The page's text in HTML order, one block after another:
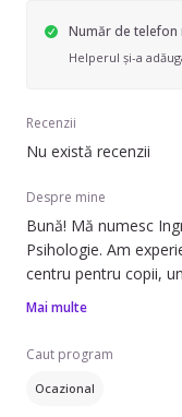
Număr de telefon
Helperul și-a
Recenzii
Nu există recenzii
Despre mine
Bună! Mă numesc
Psihologie. Am
centru pentru copii,
cei mici, cu vârste
sprijin și să creez un
De asemenea, sunt
Mai multe
Caut program
Ocazional